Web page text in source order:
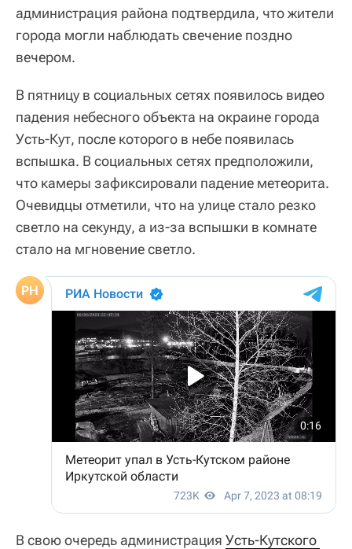
администрация района подтвердила, что жители
города могли наблюдать свечение поздно
вечером.
В пятницу в социальных сетях появилось видео
падения небесного объекта на окраине города
Усть-Кут, после которого в небе появилась
вспышка. В социальных сетях предположили,
что камеры зафиксировали падение метеорита.
Очевидцы отметили, что на улице стало резко
светло на секунду, а из-за вспышки в комнате
стало на мгновение светло.
В свою очередь администрация Усть-Кутского